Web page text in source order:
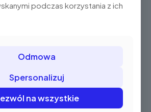
pracy
podczas korzystania z ich
Odmowa
Spersonalizuj
na wszystkie